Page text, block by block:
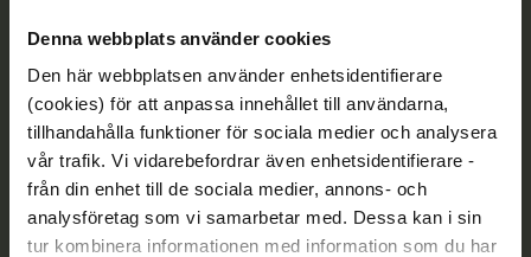
Denna webbplats använder cookies
Den här webbplatsen använder enhetsidentifierare
(cookies) för att anpassa innehållet till användarna,
tillhandahålla funktioner för sociala medier och analysera
vår trafik. Vi vidarebefordrar även enhetsidentifierare -
från din enhet till de sociala medier, annons- och
analysföretag som vi samarbetar med. Dessa kan i sin
tur kombinera informationen med information som du har
Tillsammans rör vi oss framåt. Du är en viktig del
av vår rörelse.
Bli medlem